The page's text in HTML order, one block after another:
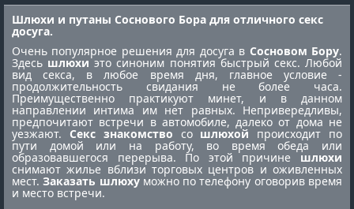
Шлюхи и путаны Соснового Бора для отличного секс
досуга.
Очень популярное решения для досуга в Сосновом Бору.
Здесь шлюхиэто синоним понятия быстрый секс. Любой
вид секса, в любое время дня, главное условие -
продолжительность свидания не более часа.
Преимущественно практикуют минет, и в данном
направлении интима им нет равных. Непривередливы,
предпочитают встречи в автомобиле, далеко от дома не
уезжают. Секс знакомство со шлюхой происходит по
пути домой или на работу, во время обеда или
образовавшегося перерыва. По этой причине шлюхи
снимают жилье вблизи торговых центров и оживленных
мест.Заказать шлюхуможно по телефону оговорив время
и место встречи.